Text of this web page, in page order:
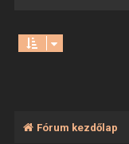
Fórum kezdőlap